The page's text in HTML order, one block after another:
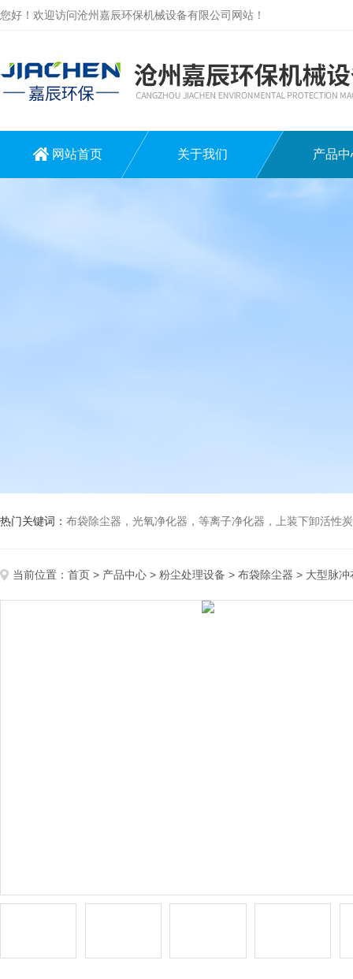
您好！欢迎访问沧州嘉辰环保机械设备有限公司网站！
网站首页 关于我们 产品中
热门关键词： 布袋除尘器，光氧净化器，等离子净化器，上装下卸活性炭吸附箱，打磨除尘
当前位置： 首页 > 产品中心 > 粉尘处理设备 > 布袋除尘器 > 大型脉冲